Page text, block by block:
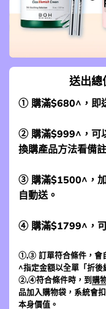
送出總
① 購滿$680^，即
② 購滿$999^，可
換購產品方法看備註
③ 購滿$1500^，加
自動送。
④ 購滿$1799^，
①,③ 訂單符合條件，會
^指定金額以全單「折後
②,④符合條件時，到 購
品加入購物袋，系統會
本身價值。